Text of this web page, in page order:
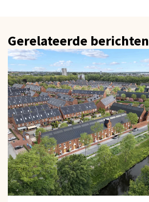
Gerelateerde berichten